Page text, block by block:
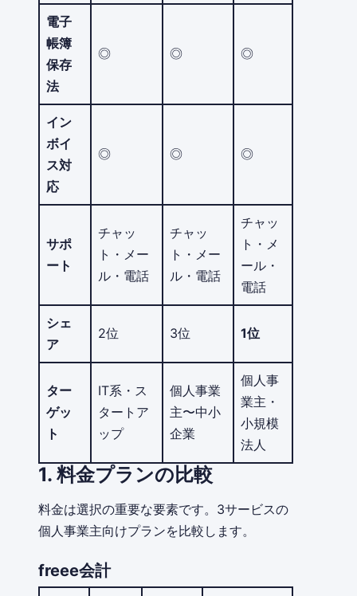
電子
帳簿
保存
法
◎ ◎ ◎
イン
ボイ
ス対
応
◎ ◎ ◎
サポ
ート
チャッ
ト・メー
ル・電話
チャッ
ト・メー
ル・電話
チャッ
ト・メ
ール・
電話
シェ
ア
2位 3位 1位
ター
ゲッ
ト
IT系・ス
タートア
ップ
個人事業
主〜中小
企業
個人事
業主・
小規模
法人
1. 料金プランの比較
料金は選択の重要な要素です。3サービスの
個人事業主向けプランを比較します。
freee会計